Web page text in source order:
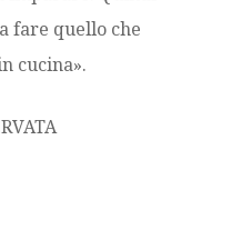
fare quello che
cucina».